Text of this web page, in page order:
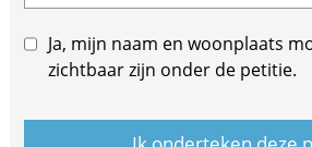
Ja, mijn naam en woonplaats
zichtbaar zijn onder de petitie.